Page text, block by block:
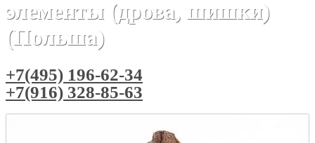
элементы (дрова, шишки)
(Польша)
+7(495) 196-62-34
+7(916) 328-85-63